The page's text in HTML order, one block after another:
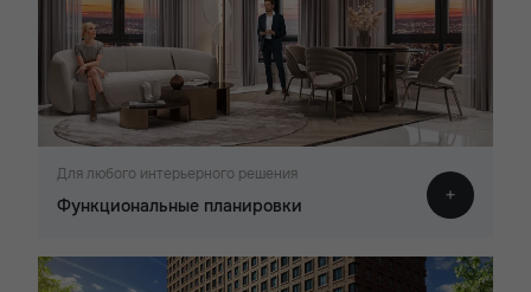
Для любого интерьерного решения
Функциональные планировки